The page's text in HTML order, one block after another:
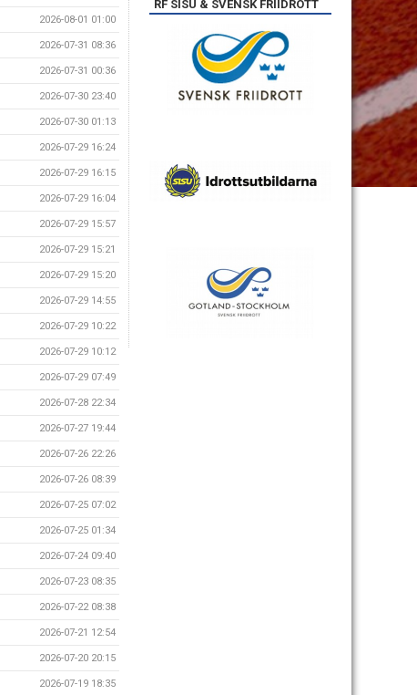
2026-08-01 01:00
2026-07-31 08:36
2026-07-31 00:36
2026-07-30 23:40
2026-07-30 01:13
2026-07-29 16:24
2026-07-29 16:15
2026-07-29 16:04
2026-07-29 15:57
2026-07-29 15:21
2026-07-29 15:20
2026-07-29 14:55
2026-07-29 10:22
2026-07-29 10:12
2026-07-29 07:49
2026-07-28 22:34
2026-07-27 19:44
2026-07-26 22:26
2026-07-26 08:39
2026-07-25 07:02
2026-07-25 01:34
2026-07-24 09:40
2026-07-23 08:35
2026-07-22 08:38
2026-07-21 12:54
2026-07-20 20:15
2026-07-19 18:35
RF SISU & SVENSK FRIIDROTT